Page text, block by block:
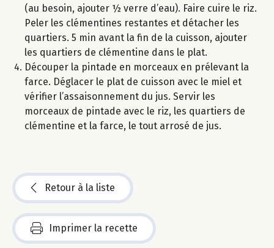
(au besoin, ajouter ½ verre d’eau). Faire cuire le riz.
Peler les clémentines restantes et détacher les
quartiers. 5 min avant la fin de la cuisson, ajouter
les quartiers de clémentine dans le plat.
Découper la pintade en morceaux en prélevant la
farce. Déglacer le plat de cuisson avec le miel et
vérifier l’assaisonnement du jus. Servir les
morceaux de pintade avec le riz, les quartiers de
clémentine et la farce, le tout arrosé de jus.
Retour à la liste
Imprimer la recette